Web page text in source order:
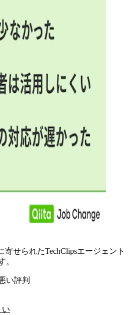
寄せられたTechClipsエージェント
。
い評判
い